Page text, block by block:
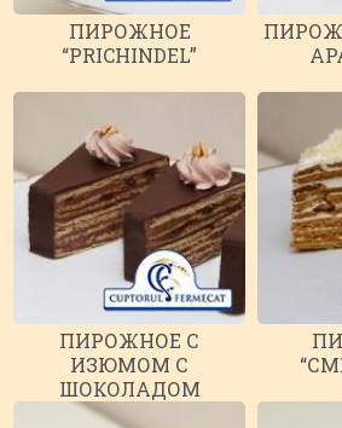
ПИРОЖНОЕ
“PRICHINDEL”
ПИРОЖНОЕ С
ИЗЮМОМ С
ШОКОЛАДОМ
(ПОСТНОЕ)